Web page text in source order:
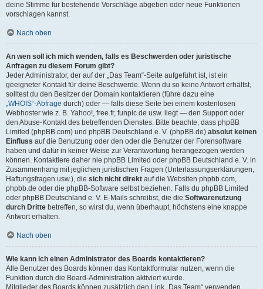
deine Stimme für bestehende Vorschläge abgeben oder neue Funktionen
vorschlagen kannst.
Nach oben
An wen soll ich mich wenden, falls es Beschwerden oder juristische
Anfragen zu diesem Forum gibt?
Jeder Administrator, der auf der „Das Team“-Seite aufgeführt ist, ist ein
geeigneter Kontakt für deine Beschwerde. Wenn du so keine Antwort erhältst,
solltest du den Besitzer der Domain kontaktieren (führe dazu eine
„WHOIS“-Abfrage durch) oder — falls diese Seite bei einem kostenlosen
Webhoster wie z. B. Yahoo!, free.fr, funpic.de usw. liegt — den Support oder
den Abuse-Kontakt des betreffenden Dienstes. Bitte beachte, dass phpBB
Limited (phpBB.com) und phpBB Deutschland e. V. (phpBB.de) absolut keinen
Einfluss auf die Benutzung oder den oder die Benutzer der Forensoftware
haben und dafür in keiner Weise zur Verantwortung herangezogen werden
können. Kontaktiere daher nie phpBB Limited oder phpBB Deutschland e. V. in
Zusammenhang mit jeglichen juristischen Fragen (Unterlassungserklärungen,
Haftungsfragen usw.), die sich nicht direkt auf die Websiten phpbb.com,
phpbb.de oder die phpBB-Software selbst beziehen. Falls du phpBB Limited
oder phpBB Deutschland e. V. E-Mails schreibst, die die Softwarenutzung
durch Dritte betreffen, so wirst du, wenn überhaupt, höchstens eine knappe
Antwort erhalten.
Nach oben
Wie kann ich einen Administrator des Boards kontaktieren?
Alle Benutzer des Boards können das Kontaktformular nutzen, wenn die
Funktion durch die Board-Administration aktiviert wurde.
Mitglieder des Boards können zusätzlich den Link „Das Team“ verwenden.